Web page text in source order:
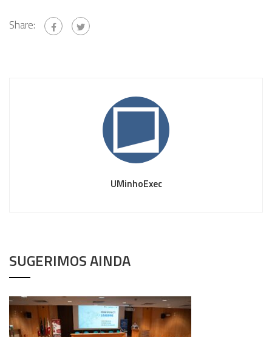
Share:
UMinhoExec
SUGERIMOS AINDA